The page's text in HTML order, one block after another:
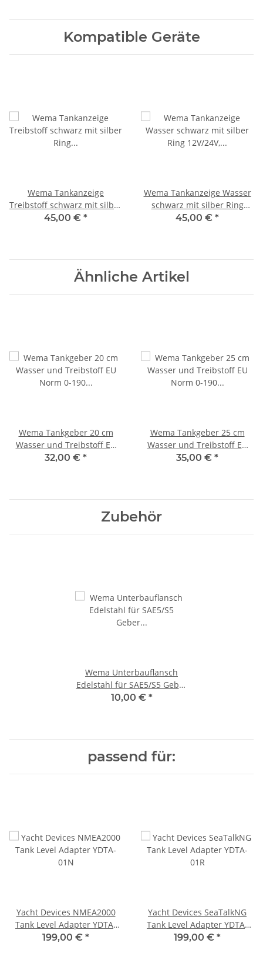
Kompatible Geräte
Wema Tankanzeige
Treibstoff schwarz mit silber
Ring 12V/24V, 0-190 Ohm
45,00 € *
Wema Tankanzeige Wasser
schwarz mit silber Ring
12V/24V, 0-190 Ohm
45,00 € *
Ähnliche Artikel
Wema Tankgeber 20 cm
Wasser und Treibstoff EU
Norm 0-190 Ohm SAE5
32,00 € *
Wema Tankgeber 25 cm
Wasser und Treibstoff EU
Norm 0-190 Ohm SAE5
35,00 € *
Zubehör
Wema Unterbauflansch
Edelstahl für SAE5/S5 Geber
163303 / 21353202
10,00 € *
passend für:
Yacht Devices NMEA2000
Tank Level Adapter YDTA-
01N
199,00 € *
Yacht Devices SeaTalkNG
Tank Level Adapter YDTA-
01R
199,00 € *